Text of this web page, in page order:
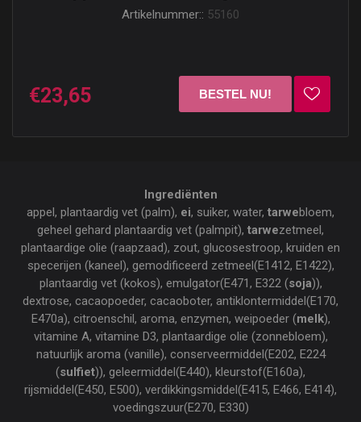
Artikelnummer:: 55160
€23,65
Ingrediënten
appel, plantaardig vet (palm), ei, suiker, water, tarwebloem,
geheel gehard plantaardig vet (palmpit), tarwezetmeel,
plantaardige olie (raapzaad), zout, glucosestroop, kruiden en
specerijen (kaneel), gemodificeerd zetmeel(E1412, E1422),
plantaardig vet (kokos), emulgator(E471, E322 (soja)),
dextrose, cacaopoeder, cacaoboter, antiklontermiddel(E170,
E470a), citroenschil, aroma, enzymen, weipoeder (melk),
vitamine A, vitamine D3, plantaardige olie (zonnebloem),
natuurlijk aroma (vanille), conserveermiddel(E202, E224
(sulfiet)), geleermiddel(E440), kleurstof(E160a),
rijsmiddel(E450, E500), verdikkingsmiddel(E415, E466, E414),
voedingszuur(E270, E330)